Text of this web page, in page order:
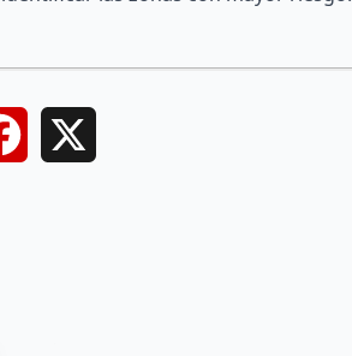
Facebook